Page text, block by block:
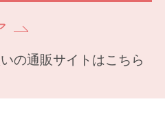
の通販サイトはこちら